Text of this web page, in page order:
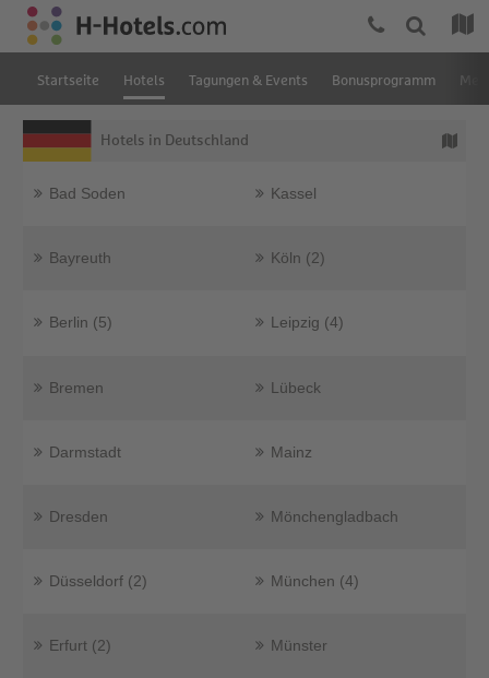
Startseite Hotels Tagungen & Events Bonusprogramm
Hotels in Deutschland
Bad Soden
Bayreuth
Berlin (5)
Bremen
Darmstadt
Dresden
Düsseldorf (2)
Erfurt (2)
Kassel
Köln (2)
Leipzig (4)
Lübeck
Mainz
Mönchengladbach
München (4)
Münster